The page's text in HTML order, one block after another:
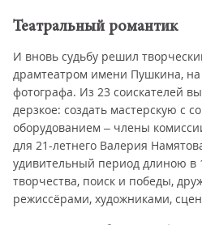
Театральный романтик
И вновь судьбу решил
драмтеатром имени Пушкина, на
фотографа. Из 23 соискателей
дерзкое: создать мастерскую с
оборудованием – члены
для 21-летнего Валерия
удивительный период длиною в
творчества, поиск и победы,
режиссёрами, художниками,